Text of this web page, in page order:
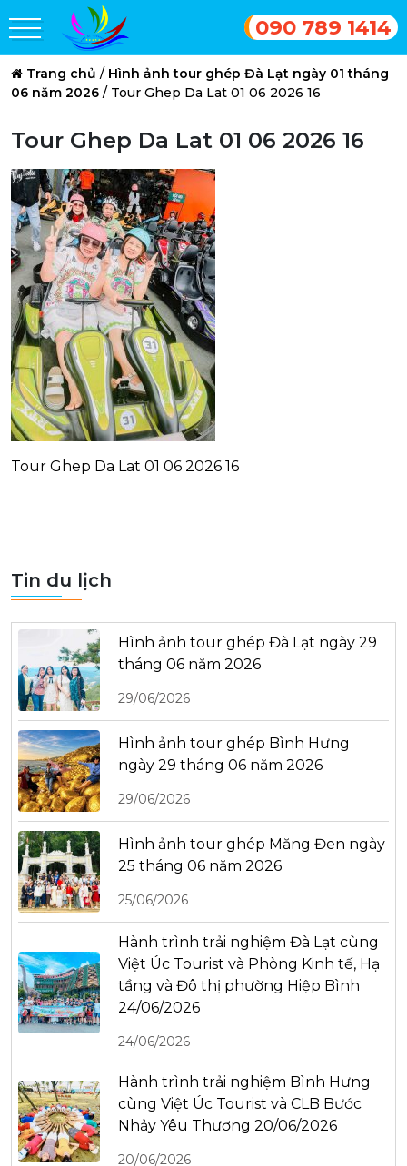
090 789 1414
Trang chủ / Hình ảnh tour ghép Đà Lạt ngày 01 tháng
06 năm 2026 / Tour Ghep Da Lat 01 06 2026 16
Tour Ghep Da Lat 01 06 2026 16
Tour Ghep Da Lat 01 06 2026 16
Tin du lịch
Hình ảnh tour ghép Đà Lạt ngày 29
tháng 06 năm 2026
29/06/2026
Hình ảnh tour ghép Bình Hưng
ngày 29 tháng 06 năm 2026
29/06/2026
Hình ảnh tour ghép Măng Đen ngày
25 tháng 06 năm 2026
25/06/2026
Hành trình trải nghiệm Đà Lạt cùng
Việt Úc Tourist và Phòng Kinh tế, Hạ
tầng và Đô thị phường Hiệp Bình
24/06/2026
24/06/2026
Hành trình trải nghiệm Bình Hưng
cùng Việt Úc Tourist và CLB Bước
Nhảy Yêu Thương 20/06/2026
20/06/2026